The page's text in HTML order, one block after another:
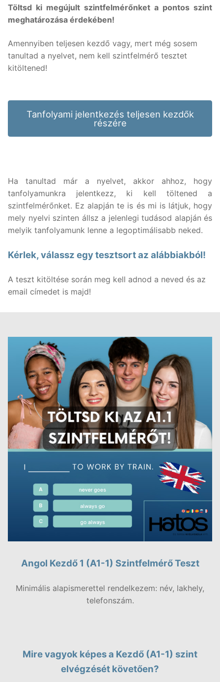
Nyelvtanfolyamok
Lakossági nyelvtanfolyamok
Egyéni nyelvi képzés
Nyelvvizsga előkészítő tanfolyamok
Újlatin és orosz nyelv
Nyelvvizsgák
Rólunk
Keresése:
Töltsd ki megújult szintfelmérőnket a pontos szint
meghatározása érdekében!
Amennyiben teljesen kezdő vagy, mert még sosem
tanultad a nyelvet, nem kell szintfelmérő tesztet
kitöltened!
Tanfolyami jelentkezés teljesen kezdők
részére
Ha tanultad már a nyelvet, akkor ahhoz, hogy
tanfolyamunkra jelentkezz, ki kell töltened a
szintfelmérőnket. Ez alapján te is és mi is látjuk, hogy
mely nyelvi szinten állsz a jelenlegi tudásod alapján és
melyik tanfolyamunk lenne a legoptimálisabb neked.
Kérlek, válassz egy tesztsort az alábbiakból!
A teszt kitöltése során meg kell adnod a neved és az
email címedet is majd!
Angol Kezdő 1 (A1-1) Szintfelmérő Teszt
Minimális alapismerettel rendelkezem: név, lakhely,
telefonszám.
Mire vagyok képes a Kezdő (A1-1) szint
elvégzését követően?